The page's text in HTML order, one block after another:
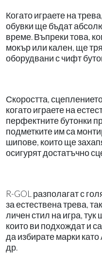
Когато играете на
обувки ще бъдат
време. Въпреки това,
мокър или кален, ще
оборудвани с чифт
Скоростта,
когато играете на
перфектните бутонки
подметките им са
шипове, които ще
осигурят достатъчно
R-GOL разполагат с
за естествена трева,
личен стил на игра,
които ви подхождат и
да избирате марки
др.